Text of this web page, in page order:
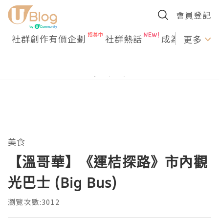
會員登記
社群創作有價企劃 社群熱話 成為U更多
美食
【溫哥華】《運桔探路》市內觀
光巴士 (Big Bus)
瀏覽次數:3012